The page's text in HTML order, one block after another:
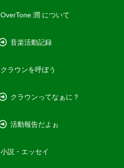
OverTone 潤 について
音楽活動記録
クラウンを呼ぼう
クラウンってなぁに？
活動報告だよぉ
小説・エッセイ